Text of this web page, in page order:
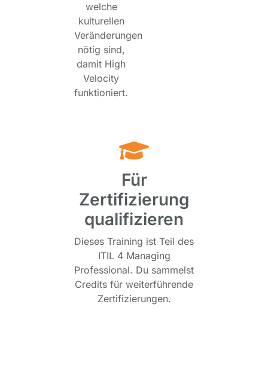
welche
kulturellen
Veränderungen
nötig sind,
damit High
Velocity
funktioniert.
Für
Zertifizierung
qualifizieren
Dieses Training ist Teil des
ITIL 4 Managing
Professional. Du sammelst
Credits für weiterführende
Zertifizierungen.